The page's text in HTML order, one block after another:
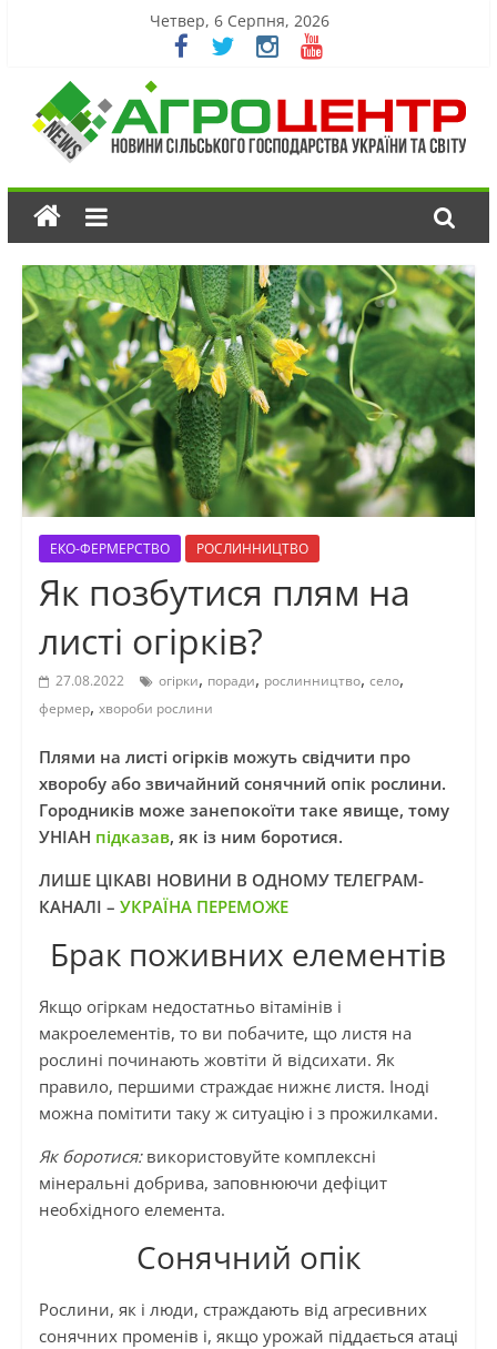
Четвер, 6 Серпня, 2026
ЕКО-ФЕРМЕРСТВО РОСЛИННИЦТВО
Як позбутися плям на
листі огірків?
27.08.2022 огірки, поради, рослинництво, село,
фермер, хвороби рослини
Плями на листі огірків можуть свідчити про
хворобу або звичайний сонячний опік рослини.
Городників може занепокоїти таке явище, тому
УНІАН підказав, як із ним боротися.
ЛИШЕ ЦІКАВІ НОВИНИ В ОДНОМУ ТЕЛЕГРАМ-
КАНАЛІ – УКРАЇНА ПЕРЕМОЖЕ
Брак поживних елементів
Якщо огіркам недостатньо вітамінів і
макроелементів, то ви побачите, що листя на
рослині починають жовтіти й відсихати. Як
правило, першими страждає нижнє листя. Іноді
можна помітити таку ж ситуацію і з прожилками.
Як боротися:використовуйте комплексні
мінеральні добрива, заповнюючи дефіцит
необхідного елемента.
Сонячний опік
Рослини, як і люди, страждають від агресивних
сонячних променів і, якщо урожай піддається атаці